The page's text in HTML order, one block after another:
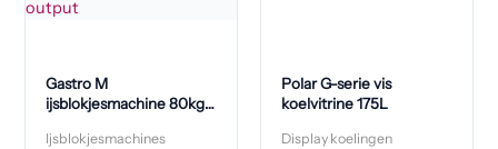
Gastro M
ijsblokjesmachine 80kg
Ijsblokjesmachines
Polar G-serie vis
koelvitrine 175L
Display koelingen